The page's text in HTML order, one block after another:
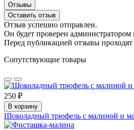
Отзывы
Оставить отзыв
Отзыв успешно отправлен.
Он будет проверен администратором
Перед публикацией отзывы
Сопутствующие товары
250 ₽
В корзину
Шоколадный трюфель с малиной и